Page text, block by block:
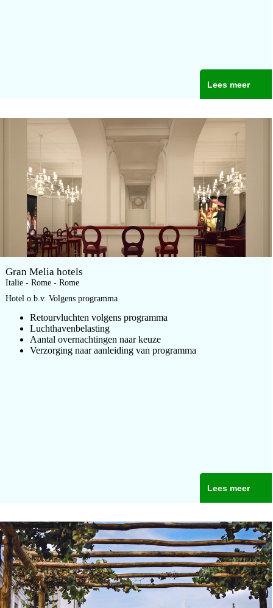
Lees meer
Gran Melia hotels
Italie - Rome - Rome
Hotel o.b.v. Volgens programma
Retourvluchten volgens programma
Luchthavenbelasting
Aantal overnachtingen naar keuze
Verzorging naar aanleiding van programma
Lees meer